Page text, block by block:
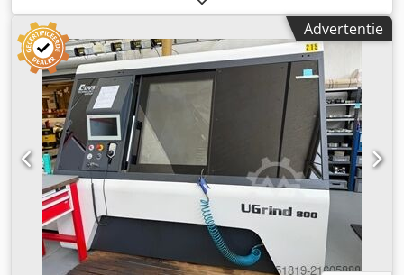
assen, hartafstand 60 mm, Z 300 mm, X 150 mm, doorgang
voor spantang 19 mm (W25), resolutie 0,0001 mm, C-as
0,0001°. Gegevens: spindel tot 7000 omw/min, vermogen
5/6 kW, koppel 26,1/35,1 Nm, snelle verplaatsing 20 m/min,
aansluiting 3×400 V 50 Hz, gewicht ≈3000 kg, afmetingen
1930×1300×2040 mm. Accessoires: koeling, Ethernet,
spaanafvoer, opvangbak, lader LNS Express 112+,
spuitpistool, brandblussysteem. Maakt nauwe toleranties
mogelijk; toepassingsgebieden: auto-industrie, horlogerie,
gereedschapsmachines, luchtvaart, medische technologie.
Crsdpfozqbg Rox Ahysf
Advertentie